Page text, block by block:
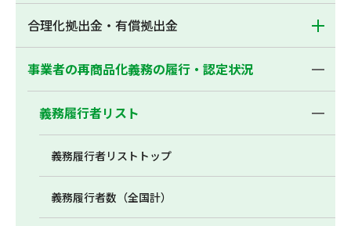
合理化拠出金・有償拠出金
事業者の再商品化義務の履行・認定状況
義務履行者リスト
義務履行者リストトップ
義務履行者数（全国計）